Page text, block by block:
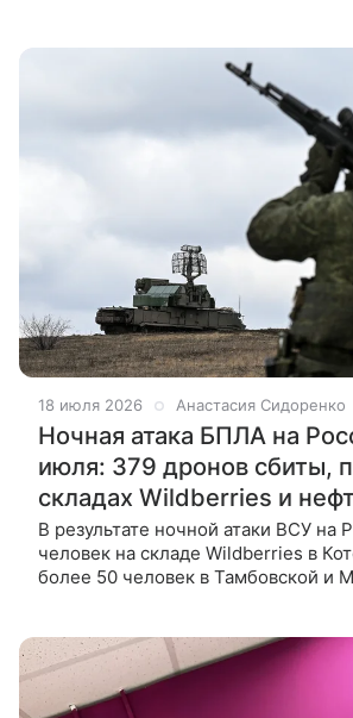
18 июля 2026 Анастасия Сидоренко
Ночная атака БПЛА на
июля: 379 дронов сбиты,
складах Wildberries и
попадания в жилые дома,
погибшие
В результате ночной атаки ВСУ на
человек на складе Wildberries в
более 50 человек в Тамбовской и